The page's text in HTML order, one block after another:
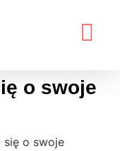
o swoje
o swoje